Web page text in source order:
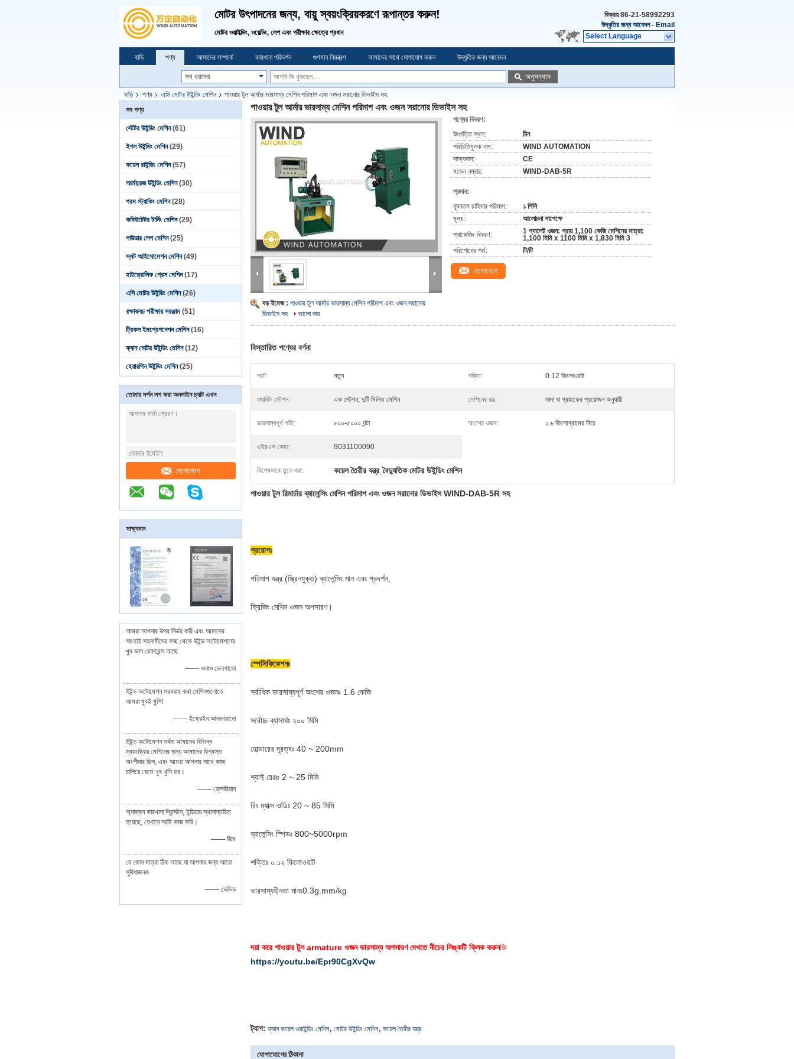
মোটর উৎপাদনের জন্য, বায়ু স্বয়ংক্রিয়করণে রূপান্তর করুন!
মোটর ওয়াইল্ডিং, ওয়েল্ডিং, লেপ এবং পরীক্ষার ক্ষেত্রে প্রধান
বিক্রয়86-21-58992293
উদ্ধৃতির জন্য আবেদন- Email
Select Language
বাড়ি পণ্য আমাদের সম্পর্কে কারখানা পরিদর্শন গুণমান নিয়ন্ত্রণ আমাদের সাথে যোগাযোগ করুন উদ্ধৃতির জন্য আবেদন
অনুসন্ধান
বাড়ি পণ্য এসি মোটর উইন্ডিং মেশিন
পাওয়ার টুল আর্মার ভারসাম্য মেশিন পরিমাপ এবং ওজন সরানোর ডিভাইস সহ
সব পণ্য
স্টেটর উইন্ডিং মেশিন (61)
ইগল উইন্ডিং মেশিন (29)
কয়েল রাইন্ডিং মেশিন (57)
আর্মারেজ উইন্ডিং মেশিন (30)
গরম স্ট্যাকিং মেশিন (28)
কমিউটেটর টার্নিং মেশিন (29)
পাউডার লেপ মেশিন (25)
স্লট আইসোলেশন মেশিন (49)
হাইড্রোলিক প্রেস মেশিন (17)
এসি মোটর উইন্ডিং মেশিন (26)
রক্ষাকবচ পরীক্ষার সরঞ্জাম (51)
ট্রিকল ইমপ্রেগনেশন মেশিন (16)
ফ্যান মোটর উইন্ডিং মেশিন (12)
হেয়ারপিন উইন্ডিং মেশিন (25)
তোমার দর্শন লগ করা অনলাইন চ্যাট এখন
যোগাযোগ
সাক্ষ্যদান
আমরা আপনার উপর নির্ভর করি এবং আমাদের
সাংহাই সহকর্মীদের কাছ থেকে উইন্ড অটোমেশনের
খুব ভাল রেফারেন্স আছে
—— ওলাও ডেলগাডো
উইন্ড অটোমেশন সরবরাহ করা মেশিনগুলোতে
আমরা খুবই খুশি!
—— ইফ্রেইন আলভারাদো
উইন্ড অটোমেশন সর্বদা আমাদের বিভিন্ন
স্বয়ংক্রিয় মেশিনের জন্য আমাদের বিশ্বস্ত
অংশীদার ছিল, এবং আমরা আপনার সাথে কাজ
চালিয়ে যেতে খুব খুশি হব।
—— ফ্লোরিয়ান
অ্যাক্রন কারখানা প্রিন্সটন, ইন্ডিয়ায় স্থানান্তরিত
হয়েছে, যেখানে আমি কাজ করি।
—— জিম
যে কোন মাত্রা ঠিক আছে যা আপনার জন্য আরো
সুবিধাজনক
—— ডেভিড
পাওয়ার টুল আর্মার ভারসাম্য মেশিন পরিমাপ এবং ওজন সরানোর ডিভাইস সহ
বড় ইমেজ : পাওয়ার টুল আর্মার ভারসাম্য মেশিন পরিমাপ এবং ওজন সরানোর
ডিভাইস সহ
ভালো দাম
পণ্যের বিবরণ:
উৎপত্তি স্থল:
চীন
পরিচিতিমুলক নাম:
WIND AUTOMATION
সাক্ষ্যদান:
CE
মডেল নম্বার:
WIND-DAB-5R
প্রদান:
ন্যূনতম চাহিদার পরিমাণ:
১ পিসি
মূল্য:
আলোচনা সাপেক্ষে
প্যাকেজিং বিবরণ:
1 প্যালেট ওজন: প্রায় 1,100 কেজি মেশিনের মাত্রা:
1,100 মিমি x 1100 মিমি x 1,830 মিমি 3
পরিশোধের শর্ত:
টি/টি
যোগাযোগ
বিস্তারিত পণ্যের বর্ণনা
শর্ত: নতুন শক্তি: 0.12 কিলোওয়াট
ওয়ার্কিং স্টেশন: এক স্টেশন, দুটি মিলিত মেশিন মেশিনের রঙ: সাদা বা গ্রাহকের প্রয়োজন অনুযায়ী
ভারসাম্যপূর্ণ গতি: ৮০০-৫০০০ ঘন্টা অংশের ওজন: ১.৬ কিলোগ্রামের নিচে
এইচএস কোড: 9031100090
বিশেষভাবে তুলে ধরা: কয়েল তৈরীর যন্ত্র, বৈদ্যুতিক মোটর উইন্ডিং মেশিন
পাওয়ার টুল রিমার্চার ব্যালেন্সিং মেশিন পরিমাপ এবং ওজন সরানোর ডিভাইস WIND-DAB-5R সহ
প্রয়োগঃ
পরিমাপ যন্ত্র (স্ক্রিনযুক্ত) ব্যালেন্সিং মান এবং প্রদর্শন,
ফ্রিজিং মেশিন ওজন অপসারণ।
স্পেসিফিকেশনঃ
সর্বাধিক ভারসাম্যপূর্ণ অংশের ওজনঃ 1.6 কেজি
সর্বোচ্চ ব্যাসার্ধঃ ২০০ মিমি
হোল্ডারের দূরত্বঃ 40 ~ 200mm
শ্যাফ্ট রেঞ্জঃ 2 ~ 25 মিমি
রিং ম্যাক্স ওডিঃ 20 ~ 85 মিমি
ব্যালেন্সিং স্পিডঃ 800~5000rpm
শক্তিঃ ০.১২ কিলোওয়াট
ভারসাম্যহীনতা মানঃ0.3g.mm/kg
দয়া করে পাওয়ার টুল armature ওজন ভারসাম্য অপসারণ দেখতে নীচের লিঙ্কটি ক্লিক করুনজি
https://youtu.be/Epr90CgXvQw
ট্যাগ: ফ্যান কয়েল ওয়াইন্ডিং মেশিন, মোটর উইন্ডিং মেশিন, কয়েল তৈরীর যন্ত্র
যোগাযোগের ঠিকানা